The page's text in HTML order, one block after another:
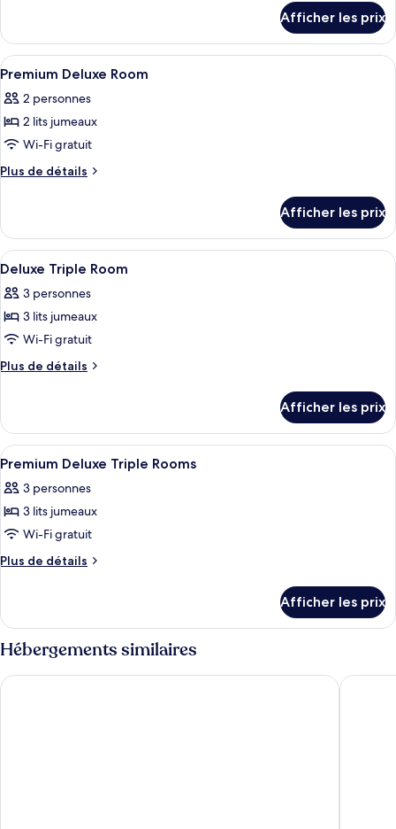
Superior
Twin
Room,
No
Window
Superior
Twin
Room,
Window
Afficher les prix
Afficher
toutes
les
photos
pour
ce
chambre :
Premium
Deluxe
Room
Minibar, coffre-fort, bureau, rideaux
4
Premium Deluxe Room
2 personnes
2 lits jumeaux
Wi-Fi gratuit
Plus de détails
Plus
Premium
Deluxe
Room
Afficher les prix
Afficher
toutes
les
photos
pour
ce
chambre :
Deluxe
Triple
Room
Minibar, coffre-fort, bureau, rideaux
5
Deluxe Triple Room
3 personnes
3 lits jumeaux
Wi-Fi gratuit
Plus de détails
Plus
Deluxe
Triple
Room
Afficher les prix
Afficher
toutes
les
photos
pour
ce
chambre :
Premium
Deluxe
Triple
Minibar, coffre-fort, bureau, rideaux
6
Premium Deluxe Triple Rooms
3 personnes
3 lits jumeaux
Wi-Fi gratuit
Plus de détails
Plus
Premium
Deluxe
Triple
Rooms
Afficher les prix
Hébergements similaires
Grand China Bangkok ASAI